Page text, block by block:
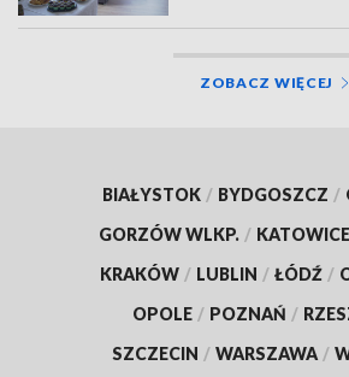
ZOBACZ WIĘCEJ
BIAŁYSTOK / BYDGOSZCZ /
GORZÓW WLKP. / KATOWICE
KRAKÓW / LUBLIN / ŁÓDŹ /
OPOLE / POZNAŃ /
SZCZECIN / WARSZAWA /